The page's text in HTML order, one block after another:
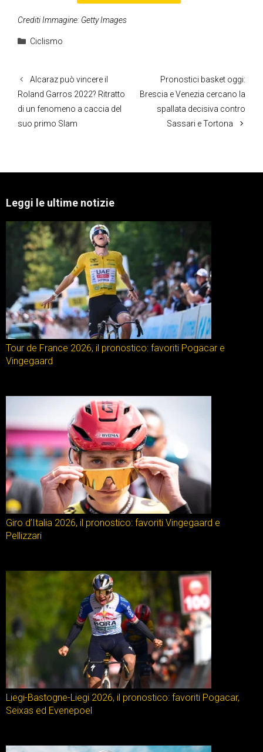
Crediti Immagine: Getty Images
Categorie
Ciclismo
Alcaraz può vincere il
Roland Garros 2022? Ritratto
di un fenomeno a caccia del
suo primo Slam
Pronostici basket oggi:
Brescia e Venezia cercano la
spallata decisiva contro
Sassari e Tortona
Leggi le ultime notizie
Tour de France 2026, il pronostico: favoriti Pogacar e
Vingegaard
Giro d’Italia 2026, il pronostico: favoriti Vingegaard e
Pellizzari
Liegi-Bastogne-Liegi 2026, il pronostico: favoriti Pogacar,
Seixas ed Evenepoel